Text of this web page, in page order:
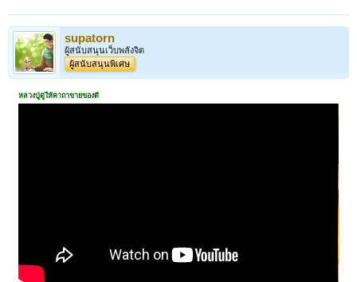
supatorn
ผู้สนับสนุนเว็บพลังจิต
ผู้สนับสนุนพิเศษ
หลวงปู่ดู่ให้คาถาขายของดี